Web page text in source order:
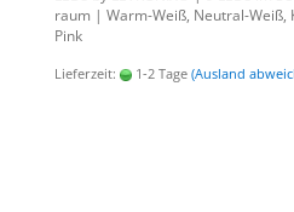
raum | Warm-​Weiß, Neutral-​Weiß,
Pink
Lieferzeit: 1-2 Tage (Ausland